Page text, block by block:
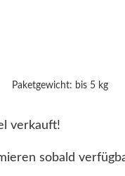
Paketgewicht: bis 5 kg
verkauft!
sobald